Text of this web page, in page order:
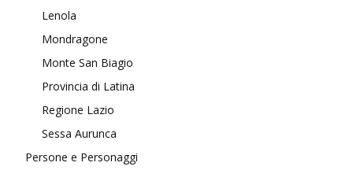
Lenola
Mondragone
Monte San Biagio
Provincia di Latina
Regione Lazio
Sessa Aurunca
Persone e Personaggi